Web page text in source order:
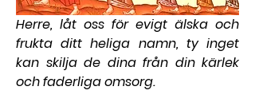
Herre, låt oss för evigt älska och
frukta ditt heliga namn, ty inget
kan skilja de dina från din kärlek
och faderliga omsorg.